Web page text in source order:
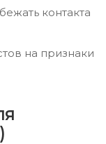
контакта
на признаки